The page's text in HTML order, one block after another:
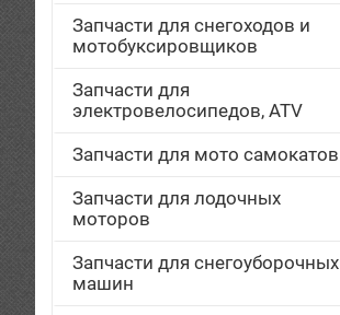
Запчасти для снегоходов и
мотобуксировщиков
Запчасти для
электровелосипедов, ATV
Запчасти для мото самокатов
Запчасти для лодочных
моторов
Запчасти для снегоуборочных
машин